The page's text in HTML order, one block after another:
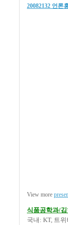
20082132 언론
View more
식품공학과/
국내: KT, 트